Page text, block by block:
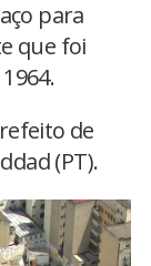
para
que foi
de
(PT).